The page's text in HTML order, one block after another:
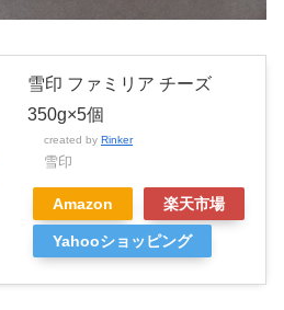
雪印 ファミリア チーズ
350g×5個
created by Rinker
雪印
Amazon 楽天市場
Yahooショッピング